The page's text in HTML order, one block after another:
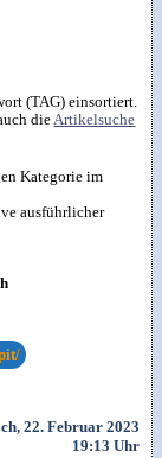
(TAG) einsortiert.
die Artikelsuche
Kategorie im
ausführlicher
22. Februar 2023
19:13 Uhr